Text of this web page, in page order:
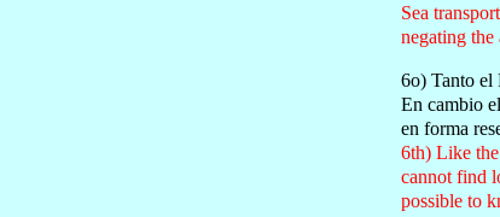
Sea
negating
6o) Tanto el
En cambio
en forma
6th) Like
cannot find
possible to